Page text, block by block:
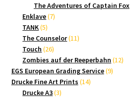
Produkte
The Adventures of Captain Fox
Enklave 77
TANK 55
Produkte
The Counselor 1111
Touch 2626
Produkte
Zombies auf der Reeperbahn 1212
EGS European Grading Service 99
Drucke Fine Art Prints 1414
Drucke A3 33